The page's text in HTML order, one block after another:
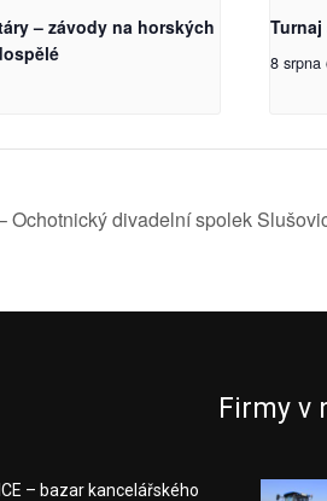
– závody na horských
8 srpna
Ochotnický divadelní spolek
Firmy v
– bazar kancelářského